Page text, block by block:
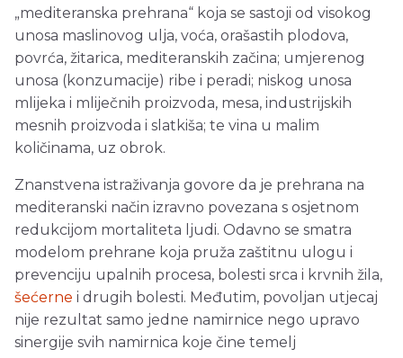
„mediteranska prehrana“ koja se sastoji od visokog
unosa maslinovog ulja, voća, orašastih plodova,
povrća, žitarica, mediteranskih začina; umjerenog
unosa (konzumacije) ribe i peradi; niskog unosa
mlijeka i mliječnih proizvoda, mesa, industrijskih
mesnih proizvoda i slatkiša; te vina u malim
količinama, uz obrok.
Znanstvena istraživanja govore da je prehrana na
mediteranski način izravno povezana s osjetnom
redukcijom mortaliteta ljudi. Odavno se smatra
modelom prehrane koja pruža zaštitnu ulogu i
prevenciju upalnih procesa, bolesti srca i krvnih žila,
šećerne i drugih bolesti. Međutim, povoljan utjecaj
nije rezultat samo jedne namirnice nego upravo
sinergije svih namirnica koje čine temelj